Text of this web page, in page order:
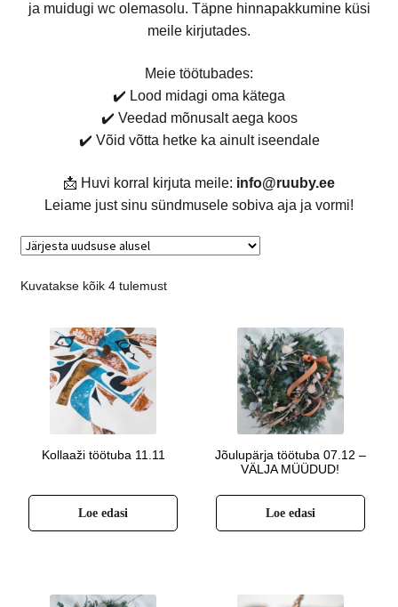
ja muidugi wc olemasolu. Täpne hinnapakkumine küsi
meile kirjutades.
Meie töötubades:
✔️ Lood midagi oma kätega
✔️ Veedad mõnusalt aega koos
✔️ Võid võtta hetke ka ainult iseendale
📩 Huvi korral kirjuta meile: info@ruuby.ee
Leiame just sinu sündmusele sobiva aja ja vormi!
Kuvatakse kõik 4 tulemust
Kollaaži töötuba 11.11
Loe edasi
Jõulupärja töötuba 07.12 –
VÄLJA MÜÜDUD!
Loe edasi